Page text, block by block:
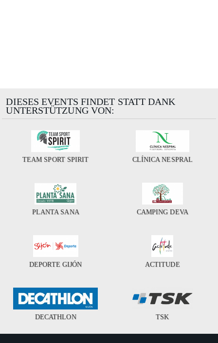
DIESES EVENTS FINDET STATT DANK
UNTERSTÜTZUNG VON:
TEAM SPORT SPIRIT CLÍNICA NESPRAL
PLANTA SANA CAMPING DEVA
DEPORTE GIJÓN ACTITUDE
DECATHLON TSK